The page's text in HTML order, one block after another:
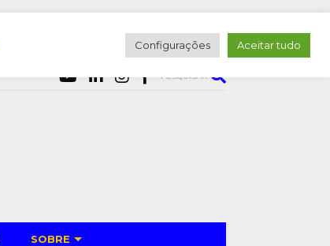
PESQUISAR
SOBRE
Configurações Aceitar tudo